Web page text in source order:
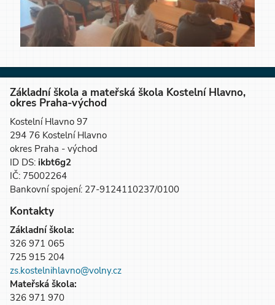
Základní škola a mateřská škola Kostelní Hlavno,
okres Praha-východ
Kostelní Hlavno 97
294 76 Kostelní Hlavno
okres Praha - východ
ID DS:ikbt6g2
IČ: 75002264
Bankovní spojení: 27-9124110237/0100
Kontakty
Základní škola:
326 971 065
725 915 204
zs.kostelnihlavno@volny.cz
Mateřská škola:
326 971 970